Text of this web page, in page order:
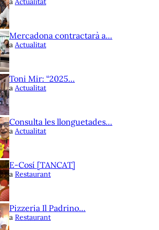
Mercadona contractarà a…
a Actualitat
Toni Mir: “2025…
a Actualitat
Consulta les llonguetades…
a Actualitat
E-Cosí [TANCAT]
a Restaurant
Pizzeria Il Padrino…
a Restaurant